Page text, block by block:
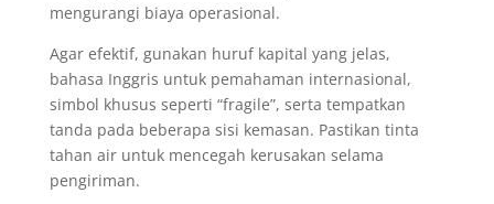
mengurangi biaya operasional.
Agar efektif, gunakan huruf kapital yang jelas,
bahasa Inggris untuk pemahaman internasional,
simbol khusus seperti “fragile”, serta tempatkan
tanda pada beberapa sisi kemasan. Pastikan tinta
tahan air untuk mencegah kerusakan selama
pengiriman.